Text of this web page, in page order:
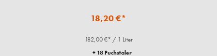
18,20 €*
182,00 €* / 1 Liter
+ 18 Fuchstaler